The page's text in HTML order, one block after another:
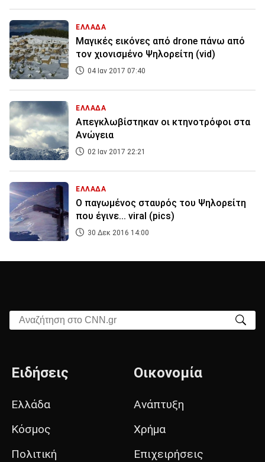
ΕΛΛΑΔΑ
Μαγικές εικόνες από drone πάνω από
τον χιονισμένο Ψηλορείτη (vid)
04 Ιαν 2017 07:40
ΕΛΛΑΔΑ
Απεγκλωβίστηκαν οι κτηνοτρόφοι στα
Ανώγεια
02 Ιαν 2017 22:21
ΕΛΛΑΔΑ
Ο παγωμένος σταυρός του Ψηλορείτη
που έγινε... viral (pics)
30 Δεκ 2016 14:00
Αναζήτηση στο CNN.gr
Ειδήσεις
Ελλάδα
Κόσμος
Πολιτική
Οικονομία
Ανάπτυξη
Χρήμα
Επιχειρήσεις